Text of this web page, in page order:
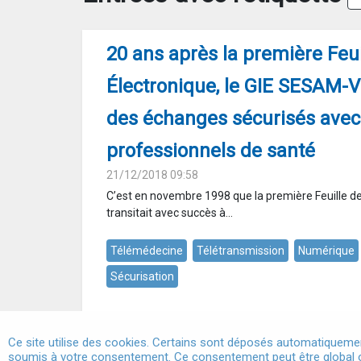
20 ans après la première
Électronique, le GIE
des échanges sécurisés
professionnels de santé
21/12/2018 09:58
C’est en novembre 1998 que la première Feuille
transitait avec succès à...
Télémédecine Télétransmission Numérique
Sécurisation
Ce site utilise des cookies. Certains sont déposés
soumis à votre consentement. Ce consentement peut être global